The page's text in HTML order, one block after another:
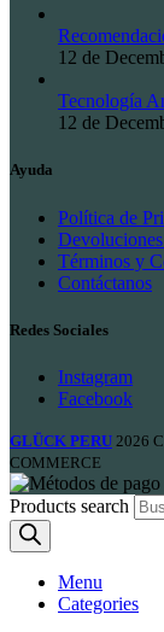
12 de
Tecnología
12 de
Ayuda
Política de
Términos y
Contáctanos
Redes Sociales
Instagram
Facebook
GLÜCK PERU 2026
COMMERCE
Products search
Menu
Categories